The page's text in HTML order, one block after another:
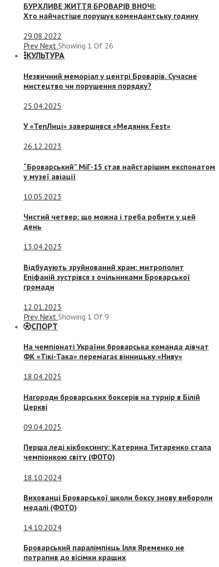
БУРХЛИВЕ ЖИТТЯ БРОВАРІВ ВНОЧІ:
Хто найчастіше порушує комендантську годину
29.08.2022
Prev Next Showing 1 Of 26
КУЛЬТУРА
Незвичний меморіал у центрі Броварів. Сучасне
мистецтво чи порушення порядку?
25.04.2025
У «ТепЛиці» завершився «Медяник Fest»
26.12.2023
“Броварський” МіГ-15 став найстарішим експонатом
у музеї авіації
10.05.2023
Чистий четвер: що можна і треба робити у цей
день
13.04.2023
Відбудують зруйнований храм: митрополит
Епіфаній зустрівся з очільниками Броварської
громади
12.01.2023
Prev Next Showing 1 Of 9
СПОРТ
На чемпіонаті України броварська команда дівчат
ФК «Тікі-Така» перемагає вінницьку «Ниву»
18.04.2025
Нагороди броварських боксерів на турнір в Білій
Церкві
09.04.2025
Перша леді кікбоксингу: Катерина Титаренко стала
чемпіонкою світу (ФОТО)
18.10.2024
Вихованці Броварської школи боксу знову вибороли
медалі (ФОТО)
14.10.2024
Броварський паралімпієць Ілля Яременко не
потрапив до вісімки кращих